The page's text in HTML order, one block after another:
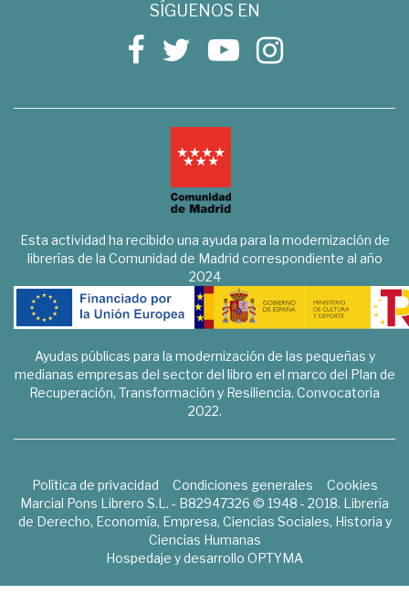
SÍGUENOS EN
Esta actividad ha recibido una ayuda para la modernización de
librerías de la Comunidad de Madrid correspondiente al año
2024
Ayudas públicas para la modernización de las pequeñas y
medianas empresas del sector del libro en el marco del Plan de
Recuperación, Transformación y Resiliencia. Convocatoria
2022.
Política de privacidad Condiciones generales
Cookies
Marcial Pons Librero S.L. - B82947326 © 1948 - 2018. Librería
de Derecho, Economía, Empresa, Ciencias Sociales, Historia y
Ciencias Humanas
Hospedaje y desarrollo OPTYMA